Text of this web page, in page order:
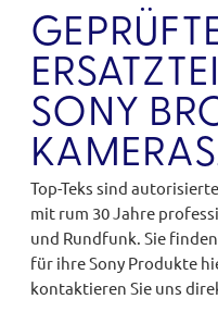
SONY
Top-Teks sind
mit rum 30 Jahre
und Rundfunk. Sie
für ihre Sony Produkte
kontaktieren Sie uns